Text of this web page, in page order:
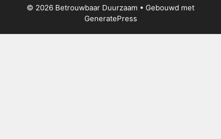
© 2026 Betrouwbaar Duurzaam • Gebouwd met
GeneratePress